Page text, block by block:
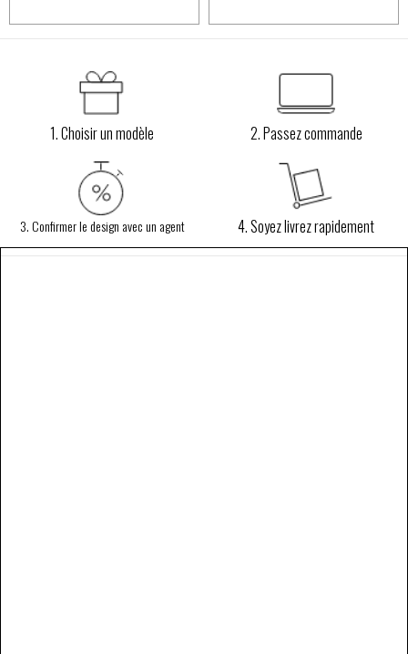
1. Choisir un modèle 2. Passez commande
3. Confirmer le design avec un agent 4. Soyez livrez rapidement